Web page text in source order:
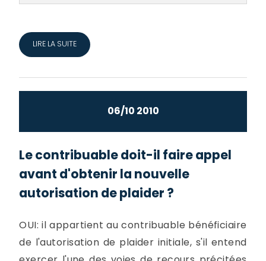
LIRE LA SUITE
06/10 2010
Le contribuable doit-il faire appel
avant d'obtenir la nouvelle
autorisation de plaider ?
OUI: il appartient au contribuable bénéficiaire
de l'autorisation de plaider initiale, s'il entend